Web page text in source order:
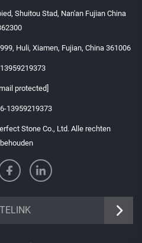
Shuitou Stad, Nan'an Fujian China
Huli, Xiamen, Fujian, China 361006
protected]
13959219373
Stone Co., Ltd. Alle rechten